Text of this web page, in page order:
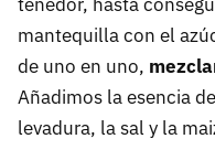
mantequilla con el
de uno en uno,
Añadimos la esencia
levadura, la sal y la